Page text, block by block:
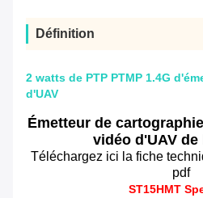
Définition
2 watts de PTP PTMP 1.4G
d'UAV
Émetteur de
vidéo d'UAV
Téléchargez ici la fiche
pdf
ST15HMT